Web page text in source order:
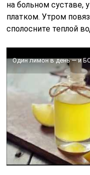
на больном суставе,
платком. Утром
сполосните теплой